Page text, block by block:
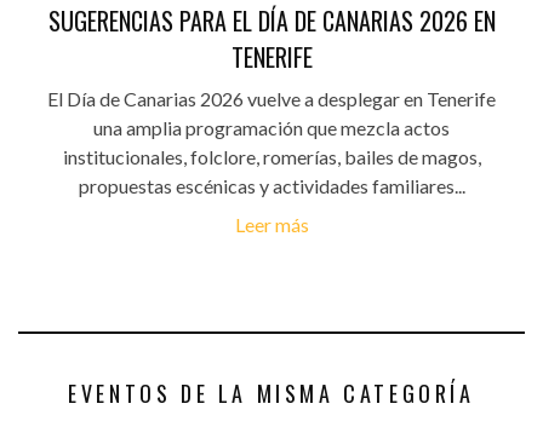
SUGERENCIAS PARA EL DÍA DE CANARIAS 2026 EN
TENERIFE
El Día de Canarias 2026 vuelve a desplegar en Tenerife
una amplia programación que mezcla actos
institucionales, folclore, romerías, bailes de magos,
propuestas escénicas y actividades familiares...
Leer más
EVENTOS DE LA MISMA CATEGORÍA